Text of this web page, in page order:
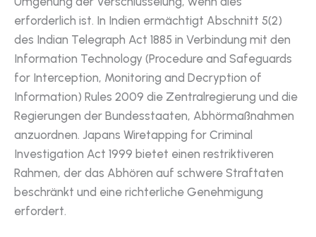
erforderlich ist. In Indien ermächtigt Abschnitt 5(2)
des Indian Telegraph Act 1885 in Verbindung mit den
Information Technology (Procedure and Safeguards
for Interception, Monitoring and Decryption of
Information) Rules 2009 die Zentralregierung und die
Regierungen der Bundesstaaten, Abhörmaßnahmen
anzuordnen. Japans Wiretapping for Criminal
Investigation Act 1999 bietet einen restriktiveren
Rahmen, der das Abhören auf schwere Straftaten
beschränkt und eine richterliche Genehmigung
erfordert.